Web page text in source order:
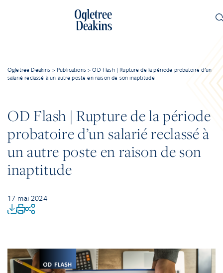
Ogletree Deakins > Publications >OD Flash | Rupture de la période probatoire d’un
salarié reclassé à un autre poste en raison de son inaptitude
OD Flash | Rupture de la période
probatoire d’un salarié reclassé à
un autre poste en raison de son
inaptitude
17 mai 2024